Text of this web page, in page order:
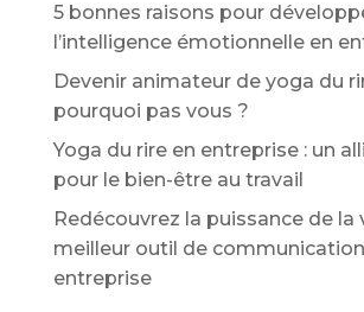
5 bonnes raisons pour
l’intelligence émotionnelle en
Devenir animateur de yoga du
pourquoi pas vous ?
Yoga du rire en entreprise : un
pour le bien-être au travail
Redécouvrez la puissance de la
meilleur outil de
entreprise